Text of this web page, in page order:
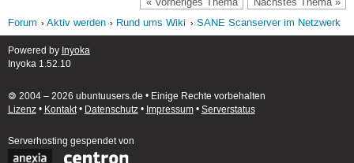
Forum Aktiv werden Rund ums Wiki SANE Scanserver im Netzwerk
Powered by Inyoka
Inyoka 1.52.10
🄯 2004 – 2026 ubuntuusers.de • Einige Rechte vorbehalten
Lizenz• Kontakt• Datenschutz• Impressum• Serverstatus
Serverhosting gespendet von